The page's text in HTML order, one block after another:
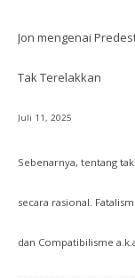
Jon mengenai
Tak Terelakkan
Juli 11, 2025
Sebenarnya, tentang
secara rasional.
dan Compatibilisme